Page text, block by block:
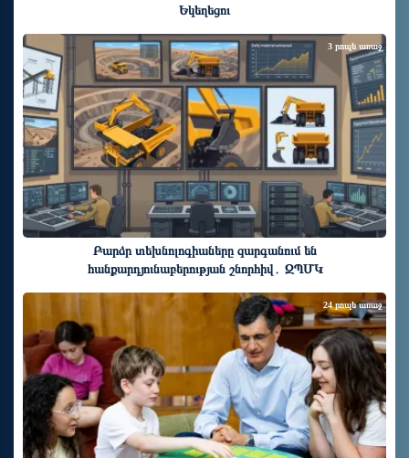
Եկեղեցու
Բարձր տեխնոլոգիաները զարգանում են
հանքարդյունաբերության շնորհիվ․ ԶՊՄԿ
3 րոպե առաջ
24 րոպե առաջ